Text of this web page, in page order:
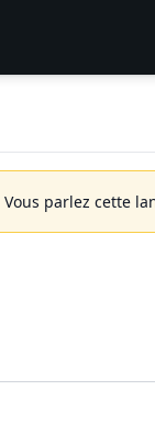
Vous parlez cette